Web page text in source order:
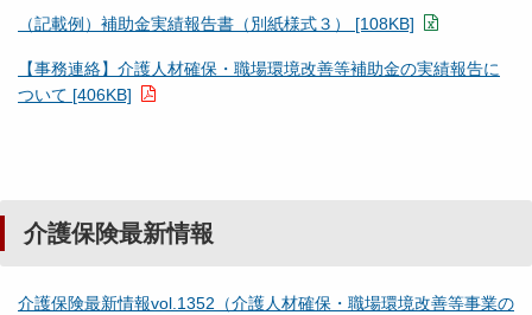
（記載例）補助金実績報告書（別紙様式３） [108KB]
【事務連絡】介護人材確保・職場環境改善等補助金の実績報告に
ついて [406KB]
介護保険最新情報
介護保険最新情報vol.1352（介護人材確保・職場環境改善等事業の